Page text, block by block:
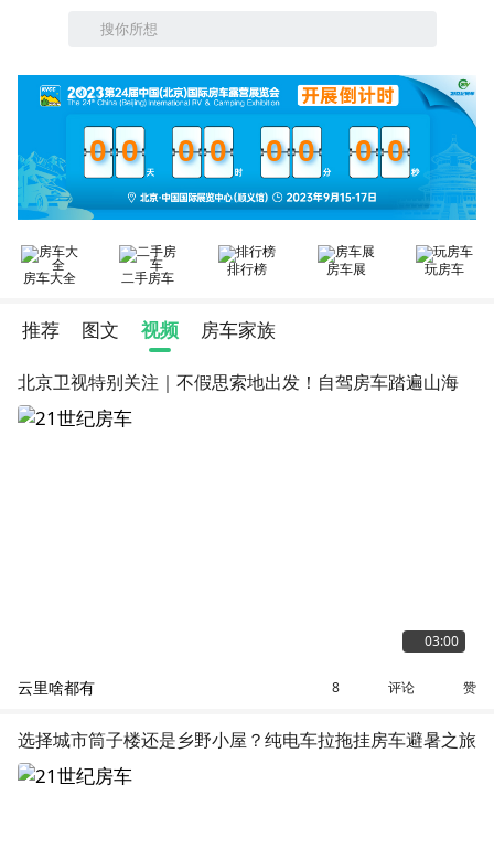
搜你所想
0 0 0 0 0 0 0 0
房车大全 二手房车 排行榜 房车展 玩房车
推荐 图文 视频 房车家族
北京卫视特别关注｜不假思索地出发！自驾房车踏遍山海
03:00
云里啥都有 8 评论 赞
选择城市筒子楼还是乡野小屋？纯电车拉拖挂房车避暑之旅